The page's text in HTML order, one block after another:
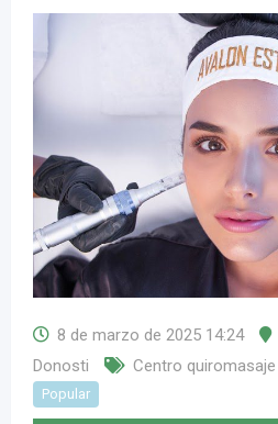
8 de marzo de 2025 14:24
Donosti
Centro quiromasaje
Popular